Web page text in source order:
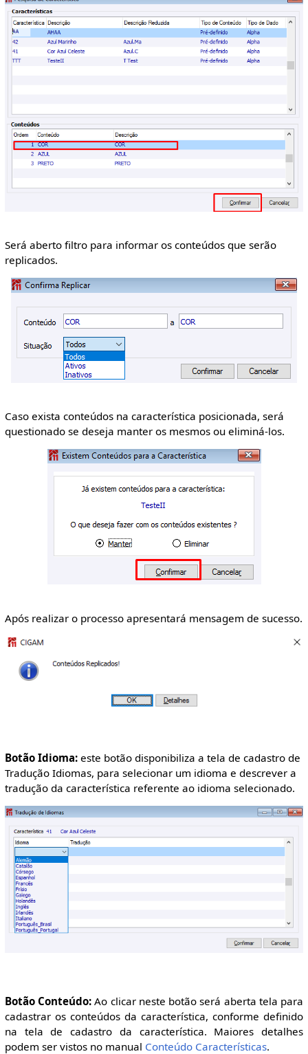
Será aberto filtro para informar os conteúdos que serão
replicados.
Caso exista conteúdos na característica posicionada, será
questionado se deseja manter os mesmos ou eliminá-los.
Após realizar o processo apresentará mensagem de sucesso.
Botão Idioma:este botão disponibiliza a tela de cadastro de
Tradução Idiomas, para selecionar um idioma e descrever a
tradução da característica referente ao idioma selecionado.
Botão Conteúdo: Ao clicar neste botão será aberta tela para
cadastrar os conteúdos da característica, conforme definido
na tela de cadastro da característica. Maiores detalhes
podem ser vistos no manual Conteúdo Características.